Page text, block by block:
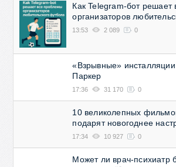
Как Telegram-бот решает
организаторов
13:53 2 089 0
«Взрывные»
Паркер
17:36 31 170 0
10 великолепных
подарят новогоднее
17:34 10 927 0
Может ли врач-психиатр